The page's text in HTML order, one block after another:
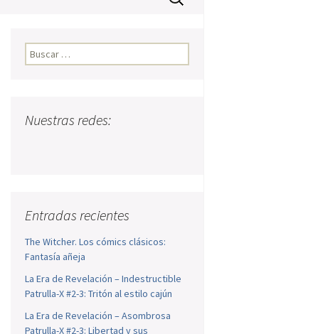
Buscar:
Nuestras redes:
Entradas recientes
The Witcher. Los cómics clásicos:
Fantasía añeja
La Era de Revelación – Indestructible
Patrulla-X #2-3: Tritón al estilo cajún
La Era de Revelación – Asombrosa
Patrulla-X #2-3: Libertad y sus